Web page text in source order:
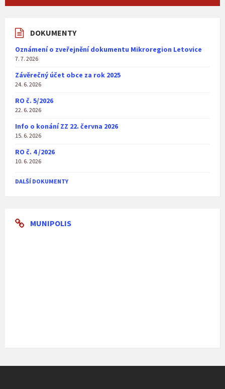
DOKUMENTY
Oznámení o zveřejnění dokumentu Mikroregion Letovice
7. 7. 2026
Závěrečný účet obce za rok 2025
24. 6. 2026
RO č. 5/2026
22. 6. 2026
Info o konání ZZ 22. června 2026
15. 6. 2026
RO č. 4 /2026
10. 6. 2026
DALŠÍ DOKUMENTY
MUNIPOLIS